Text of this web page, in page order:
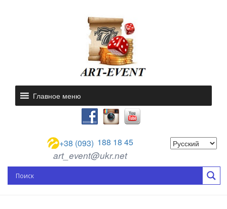
Главное меню
+38 (093) 188 18 45
art_event@ukr.net